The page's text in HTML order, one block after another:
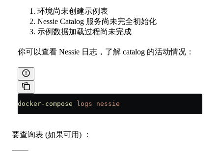
环境尚未创建示例表
Nessie Catalog 服务尚未完全初始化
示例数据加载过程尚未完成
你可以查看 Nessie 日志，了解 catalog 的活动情况：
docker-compose logs nessie
要查询表 (如果可用) ：